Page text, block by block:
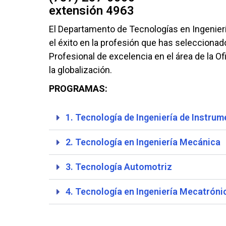
extensión 4963
El Departamento de Tecnologías en
el éxito en la profesión que has
Profesional de excelencia en el área de la
la globalización.
PROGRAMAS:
1. Tecnología de Ingeniería de
2. Tecnología en Ingeniería Mecánica
3. Tecnología Automotriz
4. Tecnología en Ingeniería